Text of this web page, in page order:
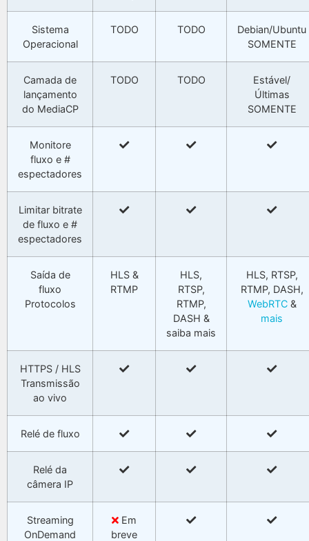
Sistema
Operacional
TODO TODO
Debian/Ubuntu
SOMENTE
Camada de
lançamento
do MediaCP
TODO TODO
Estável/
Últimas
SOMENTE
Monitore
fluxo e #
espectadores
Limitar bitrate
de fluxo e #
espectadores
Saída de
fluxo
Protocolos
HLS &
RTMP
HLS,
RTSP,
RTMP,
DASH &
saiba mais
HLS, RTSP,
RTMP, DASH,
WebRTC&
mais
HTTPS / HLS
Transmissão
ao vivo
Relé de fluxo
Relé da
câmera IP
Streaming
OnDemand
Em
breve